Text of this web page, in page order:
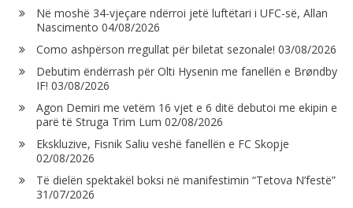
Në moshë 34-vjeçare ndërroi jetë luftëtari i UFC-së, Allan
Nascimento 04/08/2026
Como ashpërson rregullat për biletat sezonale! 03/08/2026
Debutim ëndërrash për Olti Hysenin me fanellën e Brøndby
IF! 03/08/2026
Agon Demiri me vetëm 16 vjet e 6 ditë debutoi me ekipin e
parë të Struga Trim Lum 02/08/2026
Ekskluzive, Fisnik Saliu veshë fanellën e FC Skopje
02/08/2026
Të dielën spektakël boksi në manifestimin “Tetova N’festë”
31/07/2026